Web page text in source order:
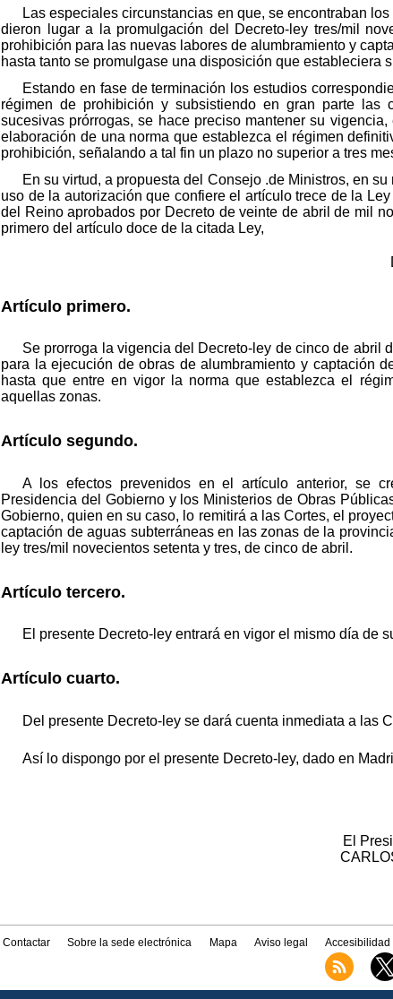
Las especiales circunstancias en que, se encontraban
dieron lugar a la promulgación del Decreto-ley tres/mil
prohibición para las nuevas labores de alumbramiento y
hasta tanto se promulgase una disposición que estableciera
Estando en fase de terminación los estudios
régimen de prohibición y subsistiendo en gran parte las
sucesivas prórrogas, se hace preciso mantener su
elaboración de una norma que establezca el régimen
prohibición, señalando a tal fin un plazo no superior a tres
En su virtud, a propuesta del Consejo .de Ministros, en
uso de la autorización que confiere el artículo trece de la
del Reino aprobados por Decreto de veinte de abril de mil
primero del artículo doce de la citada Ley,
Artículo primero.
Se prorroga la vigencia del Decreto-ley de cinco de abril
para la ejecución de obras de alumbramiento y captación
hasta que entre en vigor la norma que establezca el
aquellas zonas.
Artículo segundo.
A los efectos prevenidos en el artículo anterior, se
Presidencia del Gobierno y los Ministerios de Obras
Gobierno, quien en su caso, lo remitirá a las Cortes, el
captación de aguas subterráneas en las zonas de la
ley tres/mil novecientos setenta y tres, de cinco de abril.
Artículo tercero.
El presente Decreto-ley entrará en vigor el mismo día de
Artículo cuarto.
Del presente Decreto-ley se dará cuenta inmediata a las
Así lo dispongo por el presente Decreto-ley, dado en
El
Contactar Sobre la sede electrónica Mapa Aviso legal Accesibilidad